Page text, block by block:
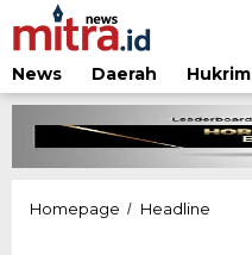
Lewati
ke
konten
News
Daerah Hukrim
Homepage / Headline